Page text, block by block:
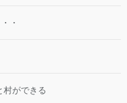
・
村ができる